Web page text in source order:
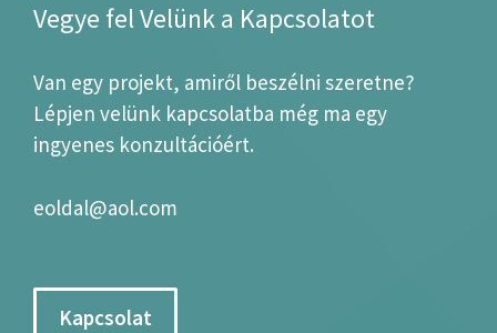
Vegye fel Velünk a Kapcsolatot
Van egy projekt, amiről beszélni szeretne?
Lépjen velünk kapcsolatba még ma egy
ingyenes konzultációért.
eoldal@aol.com
Kapcsolat